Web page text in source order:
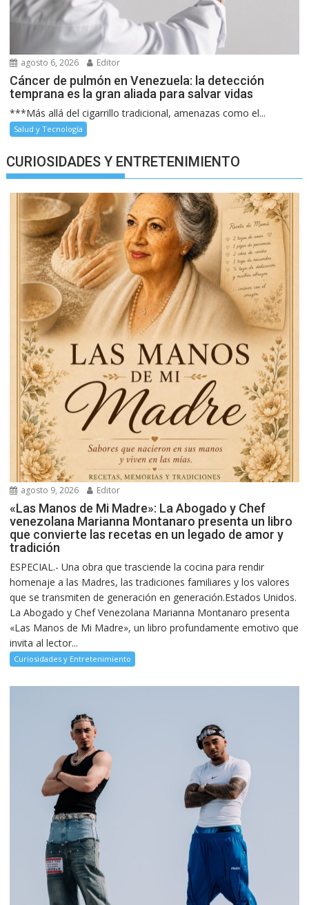
agosto 6, 2026 Editor
Cáncer de pulmón en Venezuela: la detección
temprana es la gran aliada para salvar vidas
***Más allá del cigarrillo tradicional, amenazas como el...
Salud y Tecnología
CURIOSIDADES Y ENTRETENIMIENTO
agosto 9, 2026 Editor
«Las Manos de Mi Madre»: La Abogado y Chef
venezolana Marianna Montanaro presenta un libro
que convierte las recetas en un legado de amor y
tradición
ESPECIAL.- Una obra que trasciende la cocina para rendir
homenaje a las Madres, las tradiciones familiares y los valores
que se transmiten de generación en generación.Estados Unidos.
La Abogado y Chef Venezolana Marianna Montanaro presenta
«Las Manos de Mi Madre», un libro profundamente emotivo que
invita al lector...
Curiosidades y Entretenimiento